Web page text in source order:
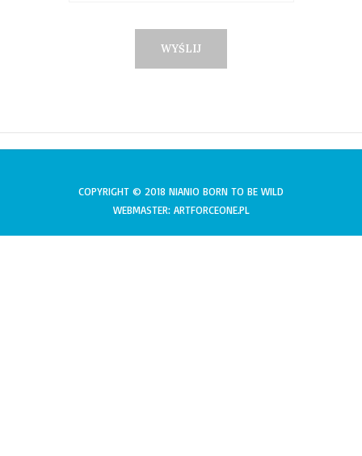
COPYRIGHT © 2018 NIANIO BORN TO BE WILD
WEBMASTER: ARTFORCEONE.PL